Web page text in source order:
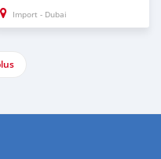
Import - Dubai